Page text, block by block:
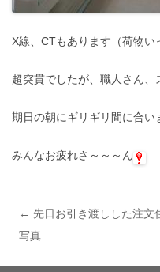
X線、CTもあります（荷物い
超突貫でしたが、職人さん
期日の朝にギリギリ間に合い
みんなお疲れさ～～～ん
← 先日お引き渡しした注文
写真